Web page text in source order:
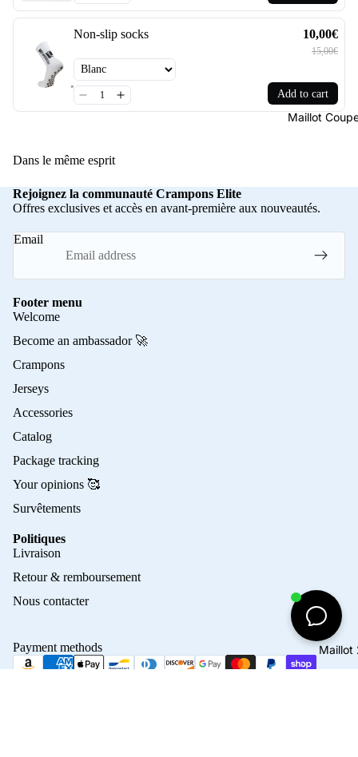
Maillot
Non-slip socks 10,00€
15,00€
Add to cart
Dans le même esprit
Rejoignez la communauté Crampons Elite
Offres exclusives et accès en avant-première aux nouveautés.
Email
Footer menu
Welcome
Become an ambassador 🚀
Crampons
Jerseys
Accessories
Catalog
Package tracking
Your opinions 🥰
Survêtements
Politiques
Livraison
Retour & remboursement
Nous contacter
Payment methods
Terms of sale